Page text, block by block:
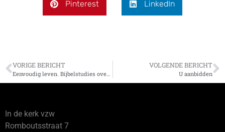
Pinterest LinkedIn
VORIGE BERICHT VOLGENDE BERICHT
U aanbidden
In de kerk vzw
Romboutsstraat 7